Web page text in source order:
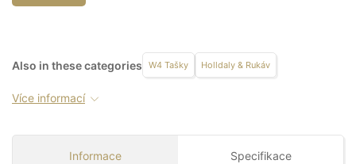
Also in these categories W4 Tašky Holldaly & Rukáv
Více informací
Informace Specifikace